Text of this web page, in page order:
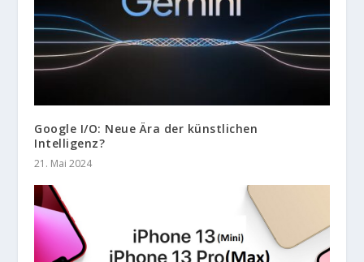
Google I/O: Neue Ära der künstlichen
Intelligenz?
21. Mai 2024